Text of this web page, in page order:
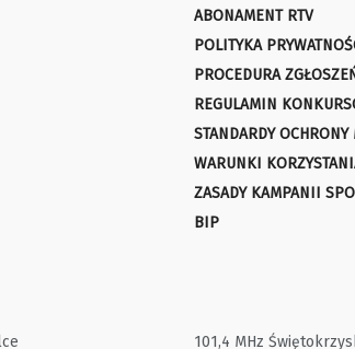
ABONAMENT RTV
POLITYKA
PROCEDURA
REGULAMIN
STANDARDY
WARUNKI
ZASADY KAMPANII
BIP
101,4 MHz